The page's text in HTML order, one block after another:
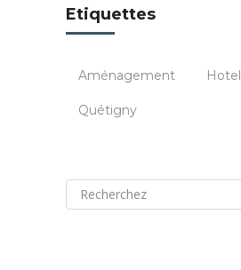
Etiquettes
Aménagement Hotel
Quétigny